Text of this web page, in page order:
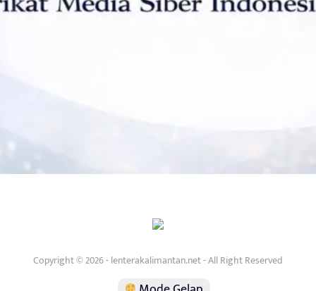
Copyright © 2026 - lenterakalimantan.net - All Right Reserved